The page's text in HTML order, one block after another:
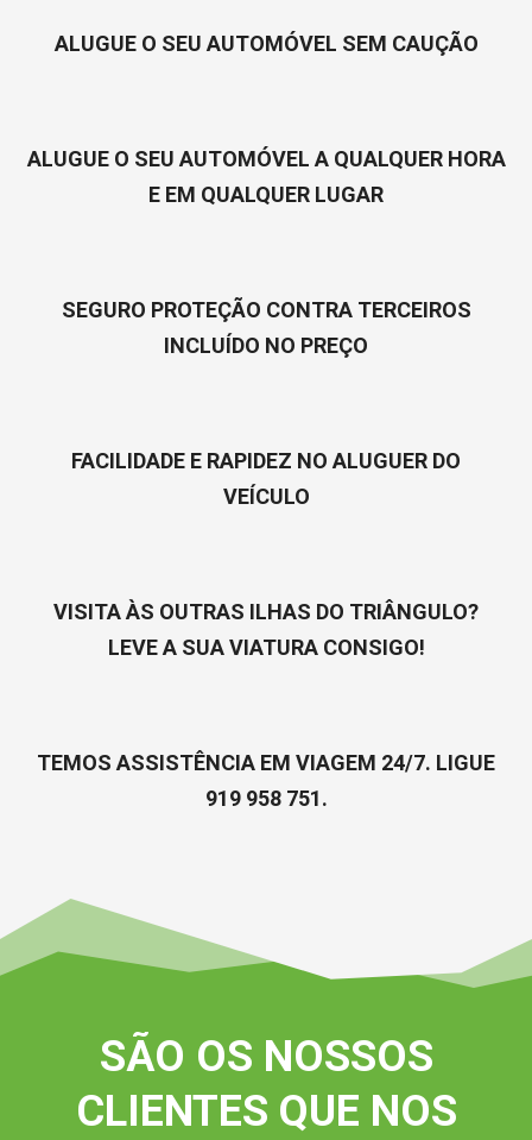
ALUGUE O SEU AUTOMÓVEL SEM CAUÇÃO
ALUGUE O SEU AUTOMÓVEL A QUALQUER HORA
E EM QUALQUER LUGAR
SEGURO PROTEÇÃO CONTRA TERCEIROS
INCLUÍDO NO PREÇO
FACILIDADE E RAPIDEZ NO ALUGUER DO
VEÍCULO
VISITA ÀS OUTRAS ILHAS DO TRIÂNGULO?
LEVE A SUA VIATURA CONSIGO!
TEMOS ASSISTÊNCIA EM VIAGEM 24/7. LIGUE
919 958 751.
SÃO OS NOSSOS
CLIENTES QUE NOS